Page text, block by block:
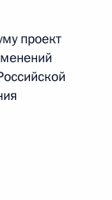
проект